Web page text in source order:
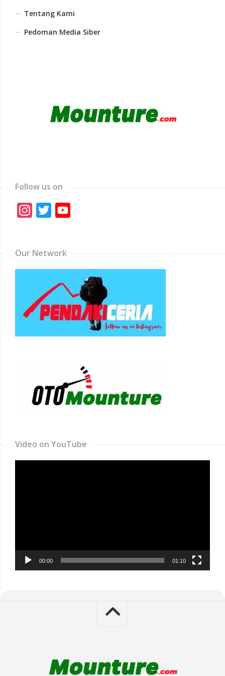
Tentang Kami
Pedoman Media Siber
Follow us on
Instagram
Twitter
Our Network
Video on YouTube
00:00 01:10